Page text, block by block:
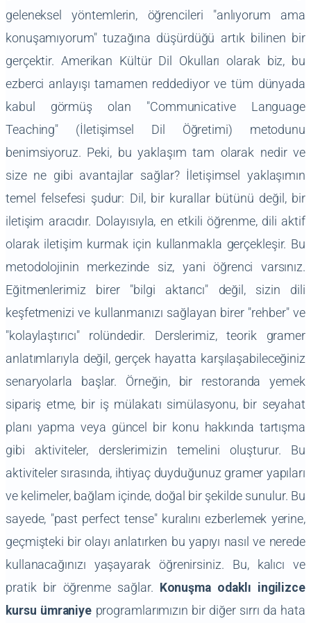
geleneksel yöntemlerin, öğrencileri "anlıyorum ama
konuşamıyorum" tuzağına düşürdüğü artık bilinen bir
gerçektir. Amerikan Kültür Dil Okulları olarak biz, bu
ezberci anlayışı tamamen reddediyor ve tüm dünyada
kabul görmüş olan "Communicative Language
Teaching" (İletişimsel Dil Öğretimi) metodunu
benimsiyoruz. Peki, bu yaklaşım tam olarak nedir ve
size ne gibi avantajlar sağlar? İletişimsel yaklaşımın
temel felsefesi şudur: Dil, bir kurallar bütünü değil, bir
iletişim aracıdır. Dolayısıyla, en etkili öğrenme, dili aktif
olarak iletişim kurmak için kullanmakla gerçekleşir. Bu
metodolojinin merkezinde siz, yani öğrenci varsınız.
Eğitmenlerimiz birer "bilgi aktarıcı" değil, sizin dili
keşfetmenizi ve kullanmanızı sağlayan birer "rehber" ve
"kolaylaştırıcı" rolündedir. Derslerimiz, teorik gramer
anlatımlarıyla değil, gerçek hayatta karşılaşabileceğiniz
senaryolarla başlar. Örneğin, bir restoranda yemek
sipariş etme, bir iş mülakatı simülasyonu, bir seyahat
planı yapma veya güncel bir konu hakkında tartışma
gibi aktiviteler, derslerimizin temelini oluşturur. Bu
aktiviteler sırasında, ihtiyaç duyduğunuz gramer yapıları
ve kelimeler, bağlam içinde, doğal bir şekilde sunulur. Bu
sayede, "past perfect tense" kuralını ezberlemek yerine,
geçmişteki bir olayı anlatırken bu yapıyı nasıl ve nerede
kullanacağınızı yaşayarak öğrenirsiniz. Bu, kalıcı ve
pratik bir öğrenme sağlar. Konuşma odaklı ingilizce
kursu ümraniye programlarımızın bir diğer sırrı da hata